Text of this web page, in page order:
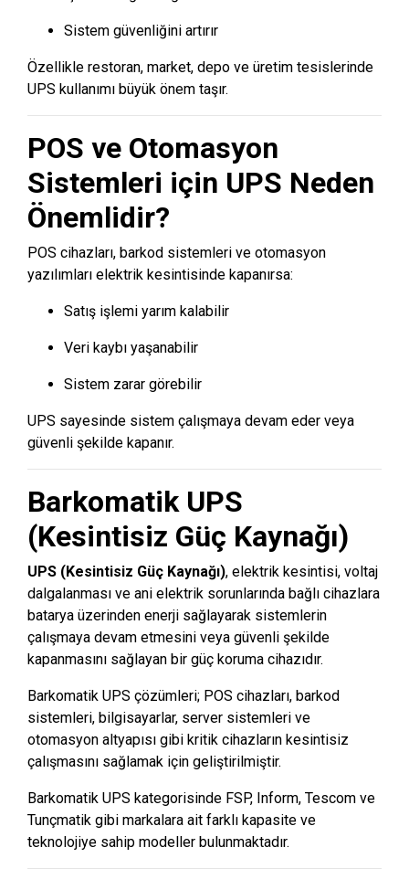
Sistem güvenliğini artırır
Özellikle restoran, market, depo ve üretim tesislerinde
UPS kullanımı büyük önem taşır.
POS ve Otomasyon
Sistemleri için UPS Neden
Önemlidir?
POS cihazları, barkod sistemleri ve otomasyon
yazılımları elektrik kesintisinde kapanırsa:
Satış işlemi yarım kalabilir
Veri kaybı yaşanabilir
Sistem zarar görebilir
UPS sayesinde sistem çalışmaya devam eder veya
güvenli şekilde kapanır.
Barkomatik UPS
(Kesintisiz Güç Kaynağı)
UPS (Kesintisiz Güç Kaynağı), elektrik kesintisi, voltaj
dalgalanması ve ani elektrik sorunlarında bağlı cihazlara
batarya üzerinden enerji sağlayarak sistemlerin
çalışmaya devam etmesini veya güvenli şekilde
kapanmasını sağlayan bir güç koruma cihazıdır.
Barkomatik UPS çözümleri; POS cihazları, barkod
sistemleri, bilgisayarlar, server sistemleri ve
otomasyon altyapısı gibi kritik cihazların kesintisiz
çalışmasını sağlamak için geliştirilmiştir.
Barkomatik UPS kategorisinde FSP, Inform, Tescom ve
Tunçmatik gibi markalara ait farklı kapasite ve
teknolojiye sahip modeller bulunmaktadır.